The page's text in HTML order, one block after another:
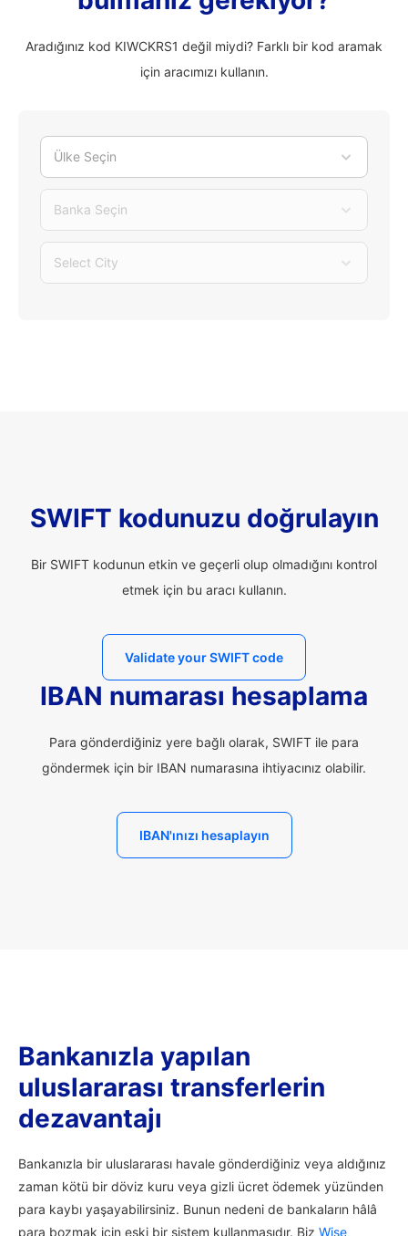
Aradığınız kod KIWCKRS1 değil miydi? Farklı bir kod aramak
için aracımızı kullanın.
Ülke Seçin
Banka Seçin
Select City
SWIFT kodunuzu doğrulayın
Bir SWIFT kodunun etkin ve geçerli olup olmadığını kontrol
etmek için bu aracı kullanın.
Validate your SWIFT code
IBAN numarası hesaplama
Para gönderdiğiniz yere bağlı olarak, SWIFT ile para
göndermek için bir IBAN numarasına ihtiyacınız olabilir.
IBAN'ınızı hesaplayın
Bankanızla yapılan
uluslararası transferlerin
dezavantajı
Bankanızla bir uluslararası havale gönderdiğiniz veya aldığınız
zaman kötü bir döviz kuru veya gizli ücret ödemek yüzünden
para kaybı yaşayabilirsiniz. Bunun nedeni de bankaların hâlâ
para bozmak için eski bir sistem kullanmasıdır. Biz Wise